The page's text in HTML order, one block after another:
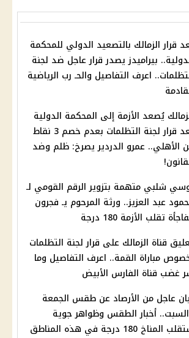
قرار الزمالك بالتصعيد الدولي للمحكمة
بيراميدز يصدر قرار عاجل ضد لجنة
اعرف التفاصيل والحـ رب الرياضية
يُصعد الأزمة إلى المحكمة الدولية
بعد قرار لجنة التظلمات بعدم خصم 3 نقاط
الأهلي.. عمرو الدردير يصرخ: ظلم وضد
شلبي متهمة بتزوير الرقم القومي لـ
عبد العزيز.. ورثة المرحوم يـ فجرون
تقلب الأزمة 180 درجة
قناة الزمالك على قرار لجنة التظلمات
مباراة القمة.. اعرف التفاصيل وما
غضب قناة الفارس الأبيض
عاجل من الأرصاد عن طقس الجمعة
أخبار الطقس وظواهر جوية
المناخ 180 درجة في هذه المناطق